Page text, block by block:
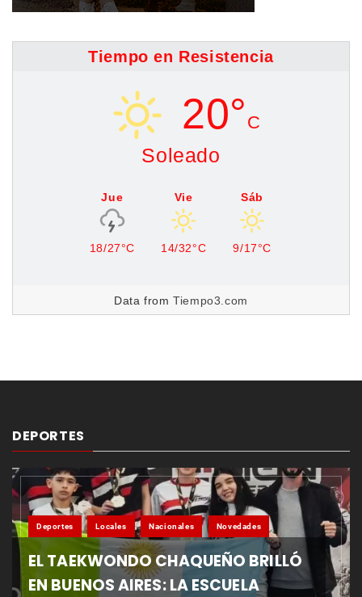
Tiempo en Resistencia
20° C
Soleado
Jue
18/27°C
Vie
14/32°C
Sáb
9/17°C
Data fromTiempo3.com
DEPORTES
Deportes Locales Nacionales Novedades
EL TAEKWONDO CHAQUEÑO BRILLÓ
EN BUENOS AIRES: LA ESCUELA